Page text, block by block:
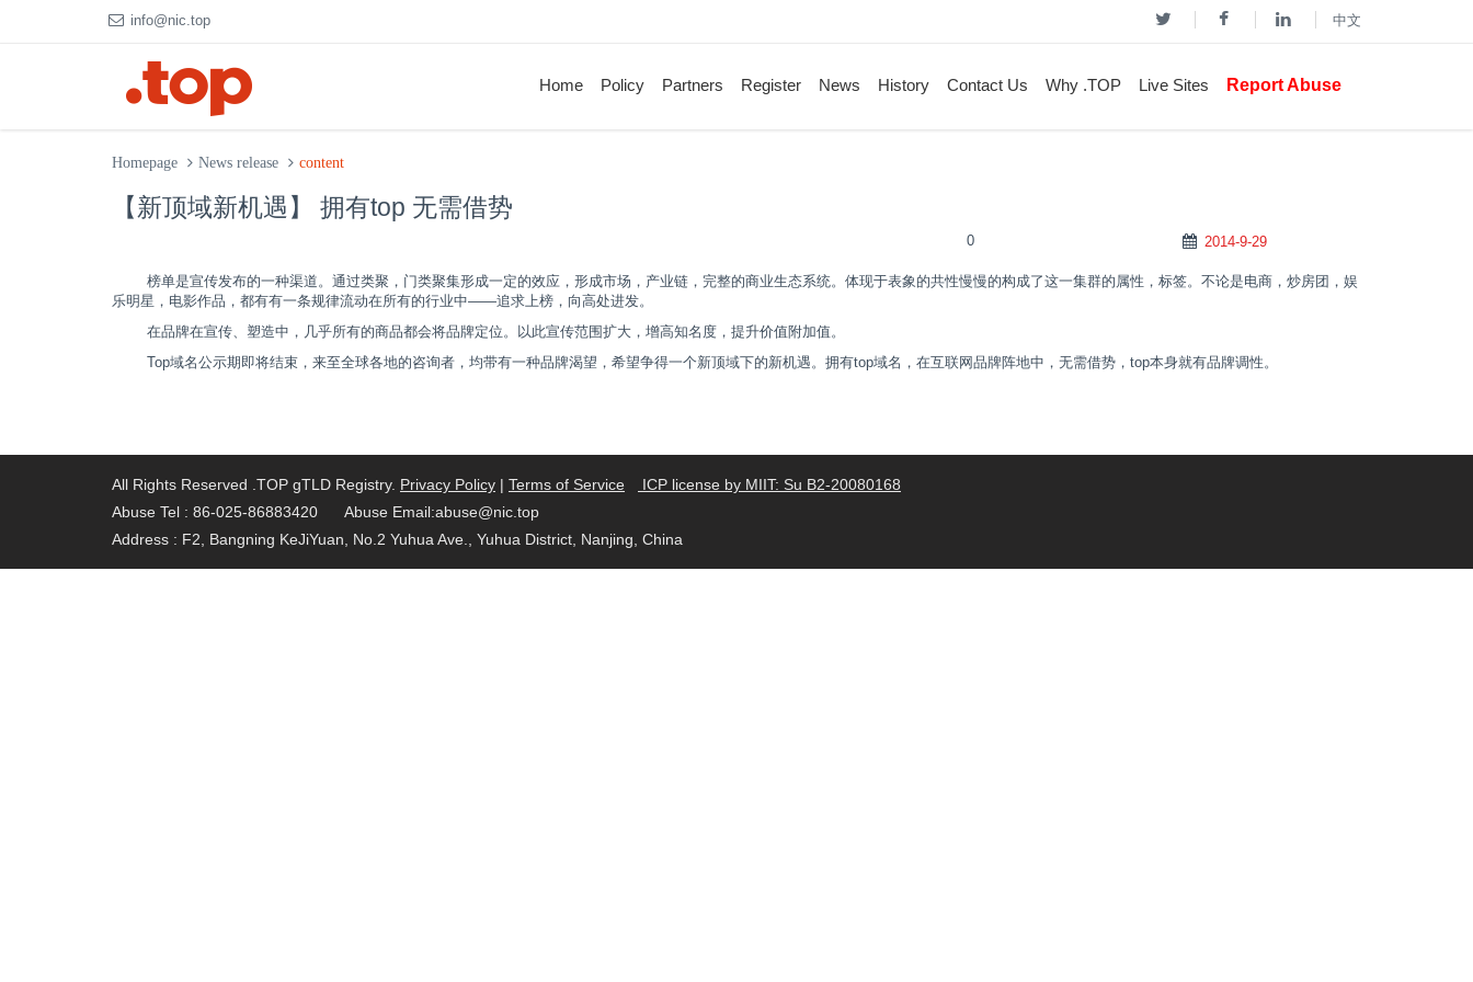
info@nic.top 中文
Home Policy Partners Register News History Contact Us Why .TOP Live Sites Report Abuse
Homepage News release content
【新顶域新机遇】 拥有top 无需借势
0 2014-9-29
榜单是宣传发布的一种渠道。通过类聚，门类聚集形成一定的效应，形成市场，产业链，完整的商业生态系统。体现于表象的共性慢慢的构成了这一集群的属性，标签。不论是电商，炒房团，娱
乐明星，电影作品，都有有一条规律流动在所有的行业中——追求上榜，向高处进发。
在品牌在宣传、塑造中，几乎所有的商品都会将品牌定位。以此宣传范围扩大，增高知名度，提升价值附加值。
Top域名公示期即将结束，来至全球各地的咨询者，均带有一种品牌渴望，希望争得一个新顶域下的新机遇。拥有top域名，在互联网品牌阵地中，无需借势， top本身就有品牌调性。
All Rights Reserved .TOP gTLD Registry. Privacy Policy | Terms of Service
ICP license by MIIT: Su B2-20080168
Abuse Tel : 86-025-86883420 Abuse Email:abuse@nic.top
Address : F2, Bangning KeJiYuan, No.2 Yuhua Ave., Yuhua District, Nanjing, China